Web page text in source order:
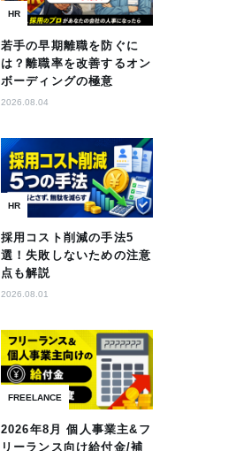
HR
若手の早期離職を防ぐに
は？離職率を改善するオン
ボーディングの極意
2026.08.04
HR
採用コスト削減の手法5
選！失敗しないための注意
点も解説
2026.08.01
FREELANCE
2026年8月 個人事業主&フ
リーランス向け給付金/補